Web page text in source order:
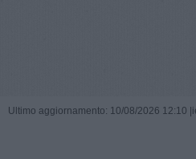
Ultimo aggiornamento: 10/08/2026 12:10 |